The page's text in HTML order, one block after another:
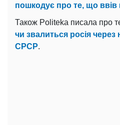
пошкодує про те, що ввів
Також Politeka писала про
чи звалиться росія через
СРСР.